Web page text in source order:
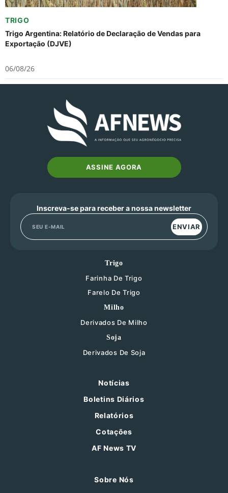
TRIGO
Trigo Argentina: Relatório de Declaração de Vendas para
Exportação (DJVE)
06/08/26
ASSINE AGORA
Inscreva-se para receber a nossa newsletter
ENVIAR
Trigo
Farinha De Trigo
Farelo De Trigo
Milho
Derivados De Milho
Soja
Derivados De Soja
Notícias
Boletins Diários
Relatórios
Cotações
AF News TV
Sobre Nós